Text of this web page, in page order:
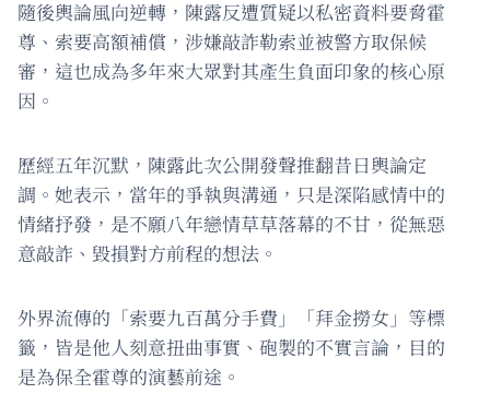
隨後輿論風向逆轉，陳露反遭質疑以私密資料要脅霍
尊、索要高額補償，涉嫌敲詐勒索並被警方取保候
審，這也成為多年來大眾對其產生負面印象的核心原
因。
歷經五年沉默，陳露此次公開發聲推翻昔日輿論定
調。她表示，當年的爭執與溝通，只是深陷感情中的
情緒抒發，是不願八年戀情草草落幕的不甘，從無惡
意敲詐、毀損對方前程的想法。
外界流傳的「索要九百萬分手費」「拜金撈女」等標
籤，皆是他人刻意扭曲事實、砲製的不實言論，目的
是為保全霍尊的演藝前途。